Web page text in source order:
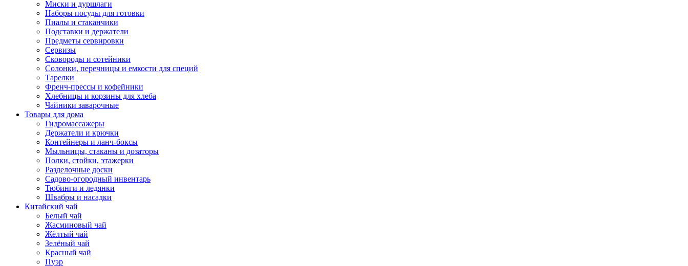
Миски и дуршлаги
Наборы посуды для готовки
Пиалы и стаканчики
Подставки и держатели
Предметы сервировки
Сервизы
Сковороды и сотейники
Солонки, перечницы и емкости для специй
Тарелки
Френч-прессы и кофейники
Хлебницы и корзины для хлеба
Чайники заварочные
Товары для дома
Гидромассажеры
Держатели и крючки
Контейнеры и ланч-боксы
Мыльницы, стаканы и дозаторы
Полки, стойки, этажерки
Разделочные доски
Садово-огородный инвентарь
Тюбинги и ледянки
Швабры и насадки
Китайский чай
Белый чай
Жасминовый чай
Жёлтый чай
Зелёный чай
Красный чай
Пуэр